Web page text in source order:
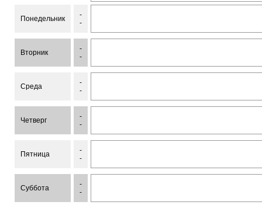
Понедельник
-
-
Вторник
-
-
Среда
-
-
Четверг
-
-
Пятница
-
-
Суббота
-
-